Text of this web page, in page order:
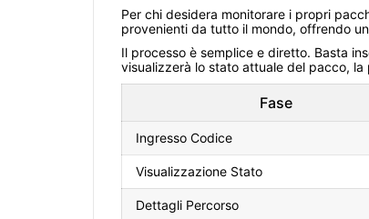
Per chi desidera monitorare i propri
provenienti da tutto il mondo, offrendo
Il processo è semplice e diretto. Basta
visualizzerà lo stato attuale del pacco,
Fase
Ingresso Codice
Visualizzazione Stato
Dettagli Percorso